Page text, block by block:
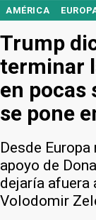
AMÉRICA
Trump
terminar
en pocas
se pone
Desde
apoyo de
dejaría afuera
Volodomir